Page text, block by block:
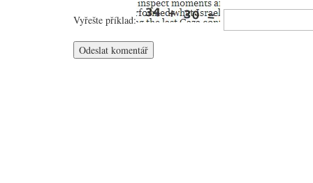
Vyřešte příklad: